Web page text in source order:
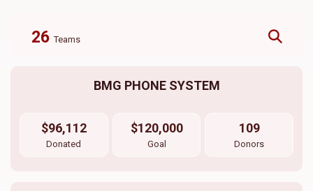
26Teams
BMG PHONE SYSTEM
$96,112
Donated
$120,000
Goal
109
Donors